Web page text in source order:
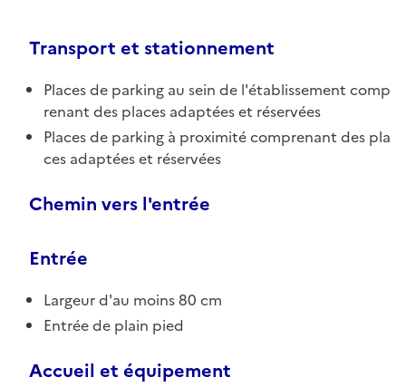
Transport et stationnement
Places de parking au sein de l'établissement comp
renant des places adaptées et réservées
Places de parking à proximité comprenant des pla
ces adaptées et réservées
Chemin vers l'entrée
Entrée
Largeur d'au moins 80 cm
Entrée de plain pied
Accueil et équipement